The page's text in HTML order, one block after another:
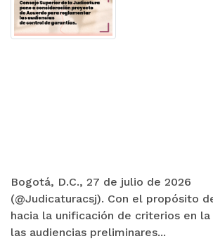
Bogotá, D.C., 27 de julio de 2026
(@Judicaturacsj). Con el propósito
hacia la unificación de criterios en
las audiencias preliminares...